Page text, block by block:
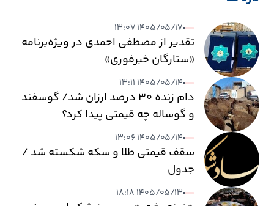
۱۴۰۵/۰۵/۱۷ ۱۳:۰۷
تقدیر از مصطفی احمدی در ویژه‌برنامه
«ستارگان خبرفوری»
۱۴۰۵/۰۵/۱۴ ۱۳:۱۱
دام زنده ۳۰ درصد ارزان شد/ گوسفند
و گوساله چه قیمتی پیدا کرد؟
۱۴۰۵/۰۵/۱۴ ۱۳:۰۶
سقف قیمتی طلا و سکه شکسته شد /
جدول
۱۴۰۵/۰۵/۱۳ ۱۸:۱۸